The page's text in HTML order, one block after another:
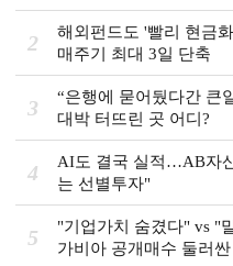
2
해외펀드도 '빨리 현금
매주기 최대 3일 단축
3
“은행에 묻어뒀다간 큰
대박 터뜨린 곳 어디?
4
AI도 결국 실적…AB자
는 선별투자"
5
"기업가치 숨겼다" vs "
가비아 공개매수 둘러싼